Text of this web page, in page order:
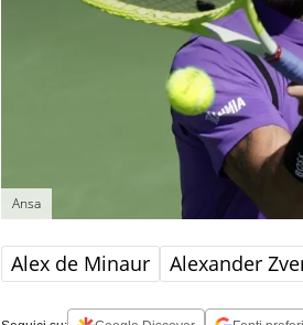
Ansa
Alex de Minaur Alexander